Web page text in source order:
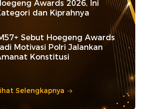
Awards 2026, Ini
dan Kiprahnya
Sebut Hoegeng Awards
Motivasi Polri Jalankan
Konstitusi
Selengkapnya